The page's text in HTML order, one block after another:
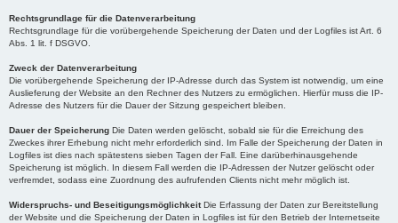
Rechtsgrundlage für die Datenverarbeitung
Rechtsgrundlage für die vorübergehende Speicherung der Daten und der Logfiles ist Art. 6
Abs. 1 lit. f DSGVO.
Zweck der Datenverarbeitung
Die vorübergehende Speicherung der IP-Adresse durch das System ist notwendig, um eine
Auslieferung der Website an den Rechner des Nutzers zu ermöglichen. Hierfür muss die IP-
Adresse des Nutzers für die Dauer der Sitzung gespeichert bleiben.
Dauer der Speicherung Die Daten werden gelöscht, sobald sie für die Erreichung des
Zweckes ihrer Erhebung nicht mehr erforderlich sind. Im Falle der Speicherung der Daten in
Logfiles ist dies nach spätestens sieben Tagen der Fall. Eine darüberhinausgehende
Speicherung ist möglich. In diesem Fall werden die IP-Adressen der Nutzer gelöscht oder
verfremdet, sodass eine Zuordnung des aufrufenden Clients nicht mehr möglich ist.
Widerspruchs- und BeseitigungsmöglichkeitDie Erfassung der Daten zur Bereitstellung
der Website und die Speicherung der Daten in Logfiles ist für den Betrieb der Internetseite